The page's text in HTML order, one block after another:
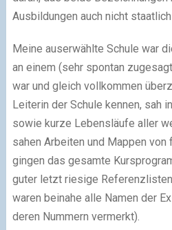
Ausbildungen auch nicht
Meine auserwählte Schule war
an einem (sehr spontan
war und gleich vollkommen
Leiterin der Schule kennen, sah
sowie kurze Lebensläufe aller
sahen Arbeiten und Mappen von
gingen das gesamte
guter letzt riesige
waren beinahe alle Namen der
deren Nummern vermerkt).